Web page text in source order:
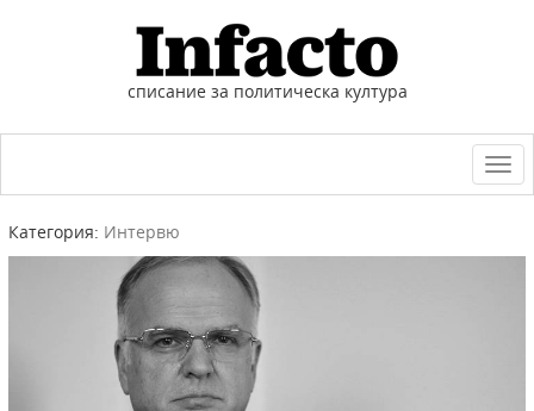
списание за политическа култура
Категория: Интервю